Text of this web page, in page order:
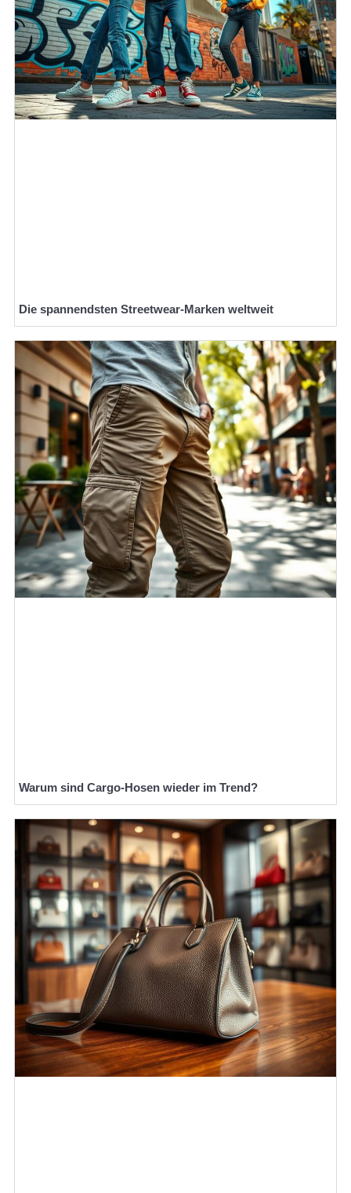
Die spannendsten Streetwear-Marken weltweit
Warum sind Cargo-Hosen wieder im Trend?